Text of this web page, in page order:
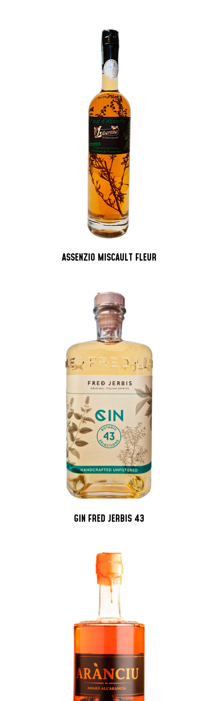
ASSENZIO MISCAULT FLEUR
GIN FRED JERBIS 43